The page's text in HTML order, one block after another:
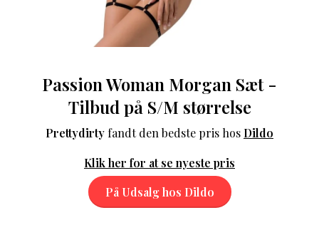
Passion Woman Morgan Sæt -
Tilbud på S/M størrelse
Prettydirty fandt den bedste pris hos Dildo
Klik her for at se nyeste pris
På Udsalg hos Dildo